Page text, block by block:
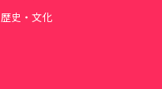
歴史・文化